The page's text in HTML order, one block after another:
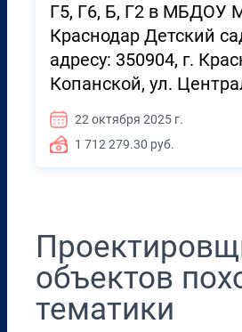
Г5, Г6, Б, Г2 в МБДОУ
Краснодар Детский
адресу: 350904, г.
Копанской, ул.
22 октября 2025 г.
1 712 279.30 руб.
объектов
тематики